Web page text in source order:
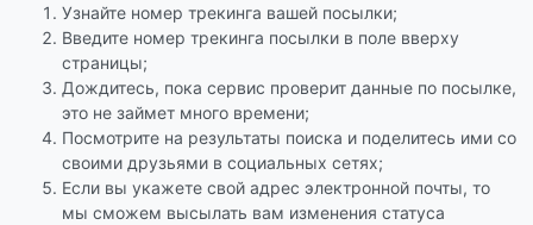
Узнайте номер трекинга вашей посылки;
Введите номер трекинга посылки в поле вверху
страницы;
Дождитесь, пока сервис проверит данные по посылке,
это не займет много времени;
Посмотрите на результаты поиска и поделитесь ими со
своими друзьями в социальных сетях;
Если вы укажете свой адрес электронной почты, то
мы сможем высылать вам изменения статуса